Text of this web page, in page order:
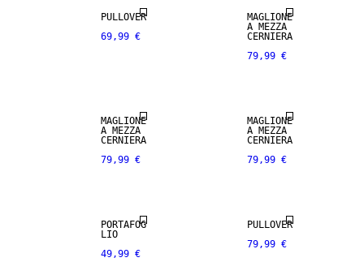
PULLOVER
69,99 €
MAGLIONE
A MEZZA
CERNIERA
79,99 €
100% LANA
MAGLIONE
A MEZZA
CERNIERA
79,99 €
100% LANA
MERINO
PREMIUM
MAGLIONE
A MEZZA
CERNIERA
79,99 €
VERA PELLE
PREMIUM
PORTAFOG
LIO
49,99 €
100% LANA
MERINO
PREMIUM
PULLOVER
79,99 €
VERA PELLE
PREMIUM
100% SETA